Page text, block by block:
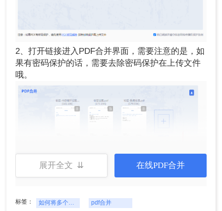
2、打开链接进入PDF合并界面，需要注意的是，如
果有密码保护的话，需要去除密码保护在上传文件
哦。
可。
展开全文 ⇊ 在线PDF合并
标签： 如何将多个pdf文件合并成一个 pdf合并